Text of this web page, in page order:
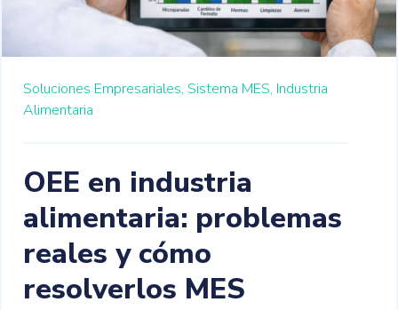
Soluciones Empresariales, Sistema MES, Industria
Alimentaria
OEE en industria
alimentaria: problemas
reales y cómo
resolverlos MES